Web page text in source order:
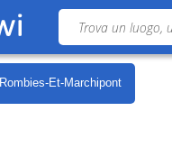
Rombies-Et-Marchipont